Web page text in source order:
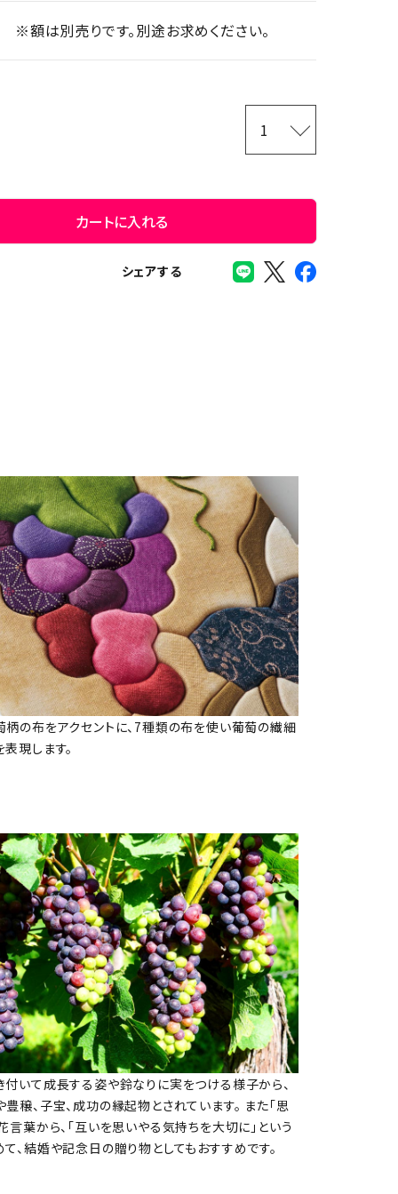
※額は別売りです。別途お求めください。
カートに入れる
シェアする
の布をアクセントに、7種類の布を使い葡萄の繊細
現します。
いて成長する姿や鈴なりに実をつける様子から、
穣、子宝、成功の縁起物とされています。 また「思
言葉から、「互いを思いやる気持ちを大切に」という
、結婚や記念日の贈り物としてもおすすめです。